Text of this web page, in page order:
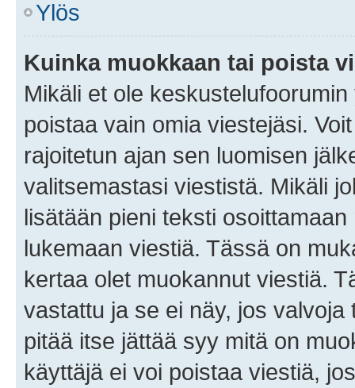
Ylös
Kuinka muokkaan tai poista
Mikäli et ole
poistaa vain omia viestejäsi.
rajoitetun ajan sen luomisen
valitsemastasi viestistä. Mikäli
lisätään pieni teksti
lukemaan viestiä. Tässä on
kertaa olet muokannut viestiä.
vastattu ja se ei näy, jos
pitää itse jättää syy mitä on
käyttäjä ei voi poistaa viestiä,